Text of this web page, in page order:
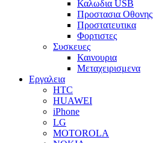
Καλωδια USB
Προστασια Οθονης
Προστατευτικα
Φορτιστες
Συσκευες
Καινουρια
Μεταχειρισμενα
Εργαλεια
HTC
HUAWEI
iPhone
LG
MOTOROLA